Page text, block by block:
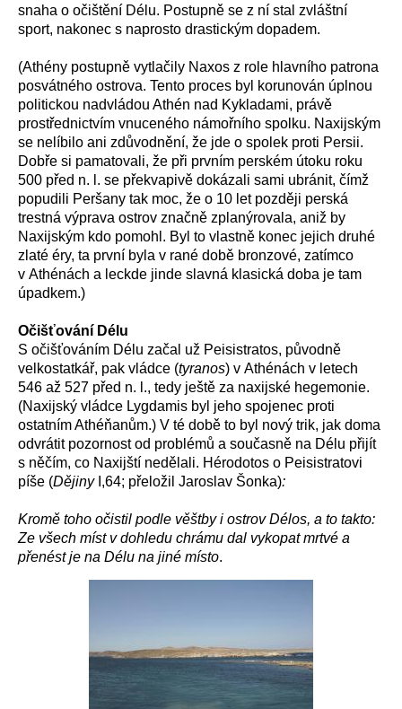
snaha o očištění Délu. Postupně se z ní stal zvláštní
sport, nakonec s naprosto drastickým dopadem.
(Athény postupně vytlačily Naxos z role hlavního patrona
posvátného ostrova. Tento proces byl korunován úplnou
politickou nadvládou Athén nad Kykladami, právě
prostřednictvím vnuceného námořního spolku. Naxijským
se nelíbilo ani zdůvodnění, že jde o spolek proti Persii.
Dobře si pamatovali, že při prvním perském útoku roku
500 před n. l. se překvapivě dokázali sami ubránit, čímž
popudili Peršany tak moc, že o 10 let později perská
trestná výprava ostrov značně zplanýrovala, aniž by
Naxijským kdo pomohl. Byl to vlastně konec jejich druhé
zlaté éry, ta první byla v rané době bronzové, zatímco
v Athénách a leckde jinde slavná klasická doba je tam
úpadkem.)
Očišťování Délu
S očišťováním Délu začal už Peisistratos, původně
velkostatkář, pak vládce (tyranos) v Athénách v letech
546 až 527 před n. l., tedy ještě za naxijské hegemonie.
(Naxijský vládce Lygdamis byl jeho spojenec proti
ostatním Athéňanům.) V té době to byl nový trik, jak doma
odvrátit pozornost od problémů a současně na Délu přijít
s něčím, co Naxijští nedělali. Hérodotos o Peisistratovi
píše (DějinyI,64; přeložil Jaroslav Šonka):
Kromě toho očistil podle věštby i ostrov Délos, a to takto:
Ze všech míst v dohledu chrámu dal vykopat mrtvé a
přenést je na Délu na jiné místo.